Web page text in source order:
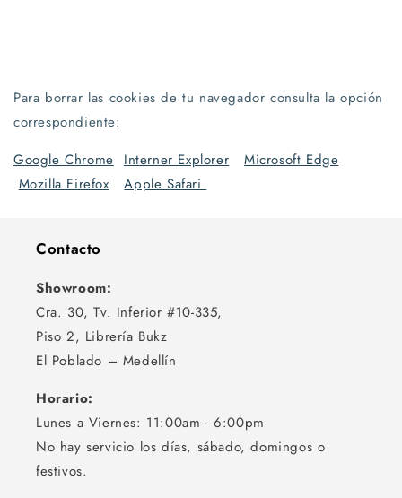
Para borrar las cookies de tu navegador consulta la opción
correspondiente:
Google Chrome Interner Explorer
Microsoft Edge
Mozilla Firefox
Apple Safari
Contacto
Showroom:
Cra. 30, Tv. Inferior #10-335,
Piso 2, Librería Bukz
El Poblado – Medellín
Horario:
Lunes a Viernes: 11:00am - 6:00pm
No hay servicio los días, sábado, domingos o
festivos.